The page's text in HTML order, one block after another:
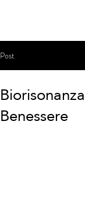
Post
Benessere